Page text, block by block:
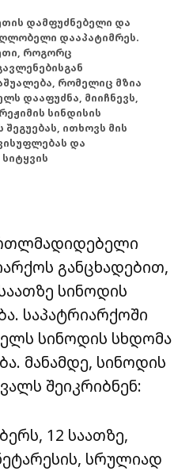
დამფუძნებელი და
დააპატიმრეს.
როგორც
რომელიც მზია
დააფუძნა, მიიჩნევს,
სინდისის
შეგუებას, ითხოვს მის
და
განცხადებით,
სინოდის
საპატრიარქოში
სინოდის სხდომა
მანამდე, სინოდის
შეიკრიბნენ:
12 საათზე,
სრულიად